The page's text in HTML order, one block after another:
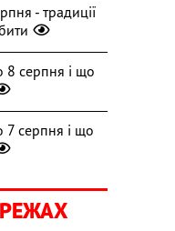
- традиції
8 серпня і що
7 серпня і що